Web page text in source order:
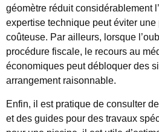
géomètre réduit considérablement
expertise technique peut éviter
coûteuse. Par ailleurs, lorsque
procédure fiscale, le recours au
économiques peut débloquer des
arrangement raisonnable.
Enfin, il est pratique de consulter
et des guides pour des travaux